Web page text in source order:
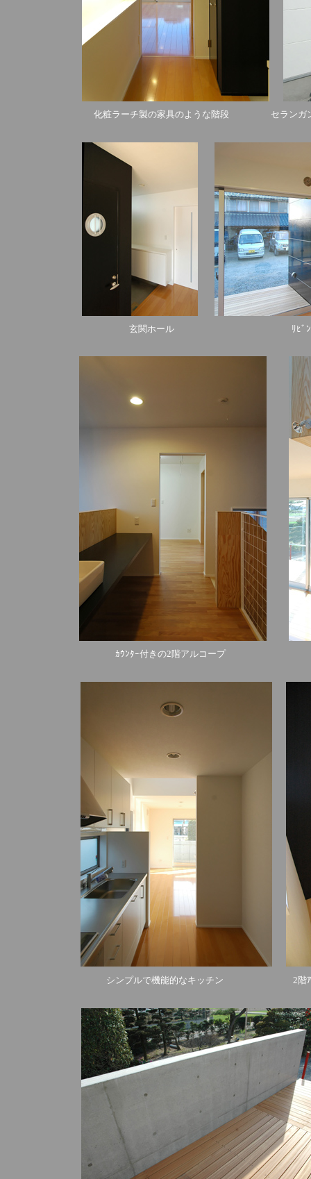
化粧ラーチ製の家具のような階段 セランガン・
玄関ホール ﾘﾋﾞﾝｸﾞから玄関
ｶｳﾝﾀｰ付きの2階アルコープ ﾀﾞｲﾆﾝ
シンプルで機能的なキッチン 2階